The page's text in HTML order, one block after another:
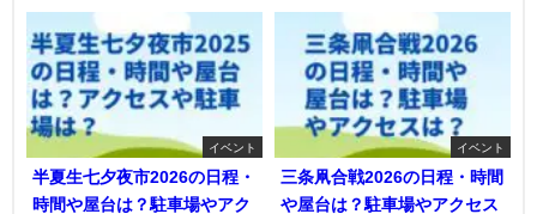
イベント
半夏生七夕夜市2026の日程・
時間や屋台は？駐車場やアク
イベント
三条凧合戦2026の日程・時間
や屋台は？駐車場やアクセス